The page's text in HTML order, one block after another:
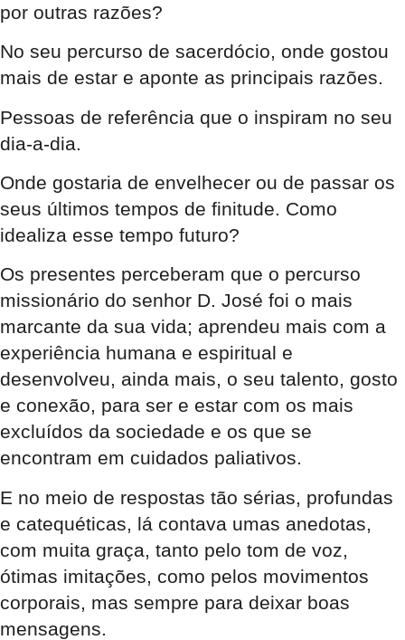
por outras razões?
No seu percurso de sacerdócio, onde gostou
mais de estar e aponte as principais razões.
Pessoas de referência que o inspiram no seu
dia-a-dia.
Onde gostaria de envelhecer ou de passar os
seus últimos tempos de finitude. Como
idealiza esse tempo futuro?
Os presentes perceberam que o percurso
missionário do senhor D. José foi o mais
marcante da sua vida; aprendeu mais com a
experiência humana e espiritual e
desenvolveu, ainda mais, o seu talento, gosto
e conexão, para ser e estar com os mais
excluídos da sociedade e os que se
encontram em cuidados paliativos.
E no meio de respostas tão sérias, profundas
e catequéticas, lá contava umas anedotas,
com muita graça, tanto pelo tom de voz,
ótimas imitações, como pelos movimentos
corporais, mas sempre para deixar boas
mensagens.